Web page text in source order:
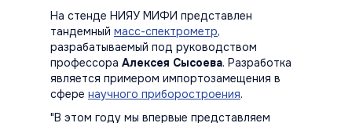
На стенде НИЯУ МИФИ представлен
тандемный масс-спектрометр,
разрабатываемый под руководством
профессора Алексея Сысоева. Разработка
является примером импортозамещения в
сфере научного приборостроения.
"В этом году мы впервые представляем